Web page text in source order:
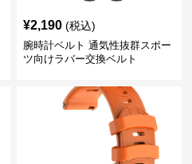
¥2,190 (税込)
腕時計ベルト 通気性抜群スポー
ツ向けラバー交換ベルト